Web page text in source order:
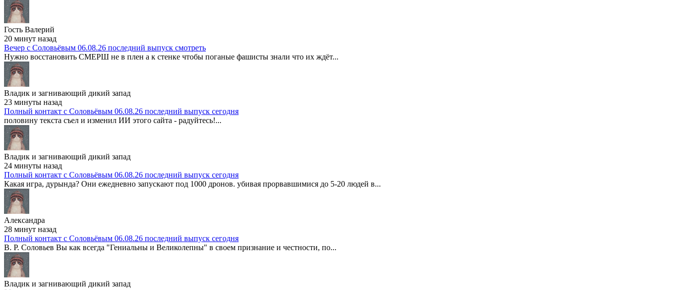
Гость Валерий
20 минут назад
Вечер с Соловьёвым 06.08.26 последний выпуск смотреть
Нужно восстановить СМЕРШ не в плен а к стенке чтобы поганые фашисты знали что их ждëт...
Владик и загнивающий дикий запад
23 минуты назад
Полный контакт с Соловьёвым 06.08.26 последний выпуск сегодня
половину текста съел и изменил ИИ этого сайта - радуйтесь!...
Владик и загнивающий дикий запад
24 минуты назад
Полный контакт с Соловьёвым 06.08.26 последний выпуск сегодня
Какая игра, дурында? Они ежедневно запускают под 1000 дронов. убивая прорвавшимися до 5-20 людей в...
Александра
28 минут назад
Полный контакт с Соловьёвым 06.08.26 последний выпуск сегодня
В. Р. Соловьев Вы как всегда "Гениальны и Великолепны" в своем признание и честности, по...
Владик и загнивающий дикий запад